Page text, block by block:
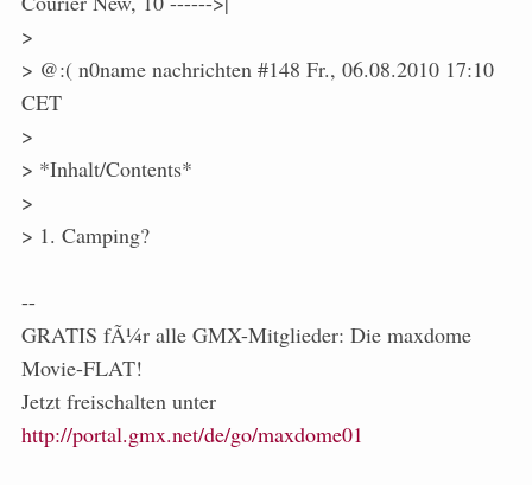
>
> @:( n0name nachrichten #148 Fr., 06.08.2010 17:10
CET
>
> *Inhalt/Contents*
>
> 1. Camping?
--
GRATIS fÃ¼r alle GMX-Mitglieder: Die maxdome
Movie-FLAT!
Jetzt freischalten unter
http://portal.gmx.net/de/go/maxdome01